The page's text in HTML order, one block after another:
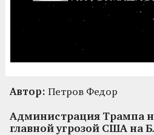
Автор: Петров Федор
Администрация Трампа
главной угрозой США на